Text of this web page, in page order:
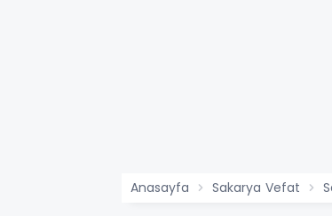
Anasayfa Sakarya Vefat